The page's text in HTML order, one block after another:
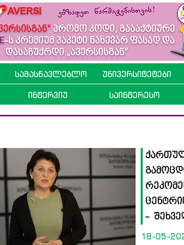
სამასწავლებლო უნივერსიტეტები
ინტერვიუ საინტერესო
-
18-05-